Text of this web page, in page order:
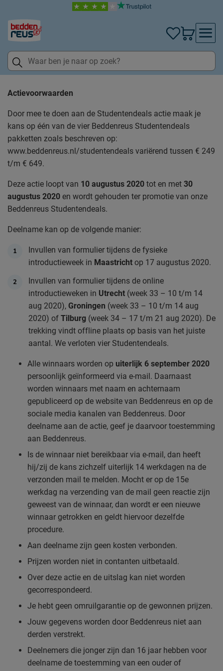
Actievoorwaarden
Door mee te doen aan de Studentendeals actie maak je
kans op één van de vier Beddenreus Studentendeals
pakketten zoals beschreven op:
www.beddenreus.nl/studentendeals variërend tussen € 249
t/m € 649.
Deze actie loopt van 10 augustus 2020 tot en met 30
augustus 2020 en wordt gehouden ter promotie van onze
Beddenreus Studentendeals.
Deelname kan op de volgende manier:
Invullen van formulier tijdens de fysieke
introductieweek in Maastricht op 17 augustus 2020.
Invullen van formulier tijdens de online
introductieweken in Utrecht (week 33 – 10 t/m 14
aug 2020), Groningen (week 33 – 10 t/m 14 aug
2020) of Tilburg (week 34 – 17 t/m 21 aug 2020). De
trekking vindt offline plaats op basis van het juiste
aantal. We verloten vier Studentendeals.
Alle winnaars worden op uiterlijk 6 september 2020
persoonlijk geïnformeerd via e-mail. Daarnaast
worden winnaars met naam en achternaam
gepubliceerd op de website van Beddenreus en op de
sociale media kanalen van Beddenreus. Door
deelname aan de actie, geef je daarvoor toestemming
aan Beddenreus.
Is de winnaar niet bereikbaar via e-mail, dan heeft
hij/zij de kans zichzelf uiterlijk 14 werkdagen na de
verzonden mail te melden. Mocht er op de 15e
werkdag na verzending van de mail geen reactie zijn
geweest van de winnaar, dan wordt er een nieuwe
winnaar getrokken en geldt hiervoor dezelfde
procedure.
Aan deelname zijn geen kosten verbonden.
Prijzen worden niet in contanten uitbetaald.
Over deze actie en de uitslag kan niet worden
gecorrespondeerd.
Je hebt geen omruilgarantie op de gewonnen prijzen.
Jouw gegevens worden door Beddenreus niet aan
derden verstrekt.
Deelnemers die jonger zijn dan 16 jaar hebben voor
deelname de toestemming van een ouder of